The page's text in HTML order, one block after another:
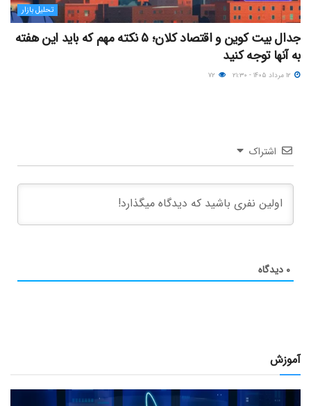
تحلیل بازار
جدال بیت کوین و اقتصاد کلان؛ ۵ نکته مهم که باید این هفته
به آنها توجه کنید
اشتراک
۰ دیدگاه
آموزش